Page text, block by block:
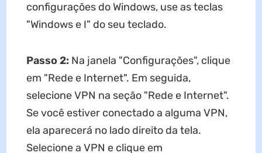
configurações do Windows, use as teclas
"Windows e I" do seu teclado.
Passo 2: Na janela "Configurações", clique
em "Rede e Internet". Em seguida,
selecione VPN na seção "Rede e Internet".
Se você estiver conectado a alguma VPN,
ela aparecerá no lado direito da tela.
Selecione a VPN e clique em